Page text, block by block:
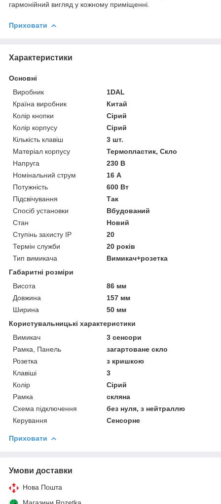
гармонійний вигляд у кожному приміщенні.
Приховати
Характеристики
Основні
Виробник
1DAL
Країна виробник
Китай
Колір кнопки
Сірий
Колір корпусу
Сірий
Кількість клавіш
3 шт.
Матеріал корпусу
Термопластик, Скло
Напруга
230 В
Номінальний струм
16 А
Потужність
600 Вт
Підсвічування
Так
Спосіб установки
Вбудований
Стан
Новий
Ступінь захисту IP
20
Термін служби
20 років
Тип вимикача
Вимикач+розетка
Габаритні розміри
Висота
86 мм
Довжина
157 мм
Ширина
50 мм
Користувальницькі характеристики
Вимикач
3 сенсори
Рамка, Панель
загартоване скло
Розетка
з кришкою
Клавіші
3
Колір
Сірий
Рамка
скляна
Схема підключення
без нуля, з нейтраллю
Керування
Сенсорне
Приховати
Умови доставки
Нова Пошта
Магазини Rozetka